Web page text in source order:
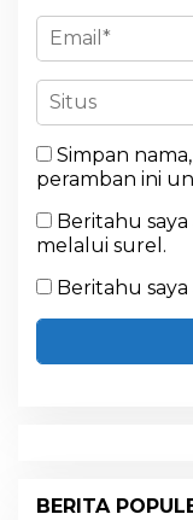
Simpan
peramban ini
Beritahu
melalui surel.
Beritahu
BERITA